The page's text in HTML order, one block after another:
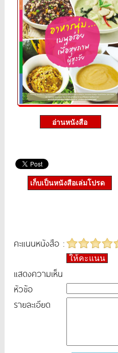
เก็บเป็นหนังสือเล่มโปรด
คะแนนหนังสือ :
ให้คะแนน
แสดงความเห็น
หัวข้อ
รายละเอียด